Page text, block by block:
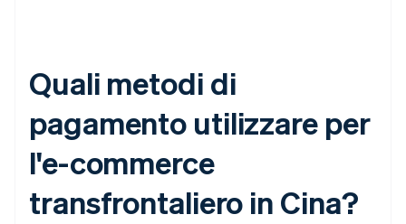
Quali metodi di
pagamento utilizzare per
l'e-commerce
transfrontaliero in Cina?